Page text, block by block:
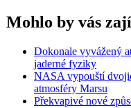
Mohlo by vás
Dokonale vyvážený
jaderné fyziky
NASA vypouští
atmosféry Marsu
Překvapivé nové